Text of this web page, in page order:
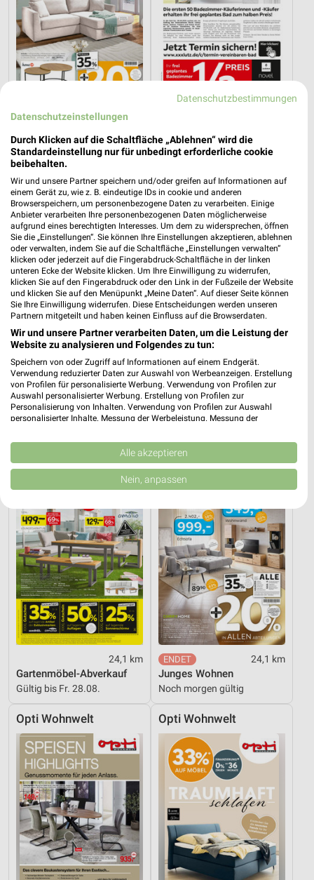
24,1 km
Wohnenpreishits
Gültig bis Fr. 14.08.
Badezimmer-Testerinnen
Noch morgen gültig
Opti Wohnwelt
40,9 km
Küchentrends
Gültig bis Mi. 30.09.
XXXLutz
24,1 km
Gültig bis Fr. 14.08.
24,1 km
Gartenmöbel-Abverkauf
Gültig bis Fr. 28.08.
XXXLutz
24,1 km
Junges Wohnen
Noch morgen gültig
Opti Wohnwelt Opti Wohnwelt
Datenschutzbestimmungen
Datenschutzeinstellungen
Durch Klicken auf die Schaltfläche „Ablehnen“ wird die
Standardeinstellung nur für unbedingt erforderliche cookie
beibehalten.
Wir und unsere Partner speichern und/oder greifen auf Informationen auf
einem Gerät zu, wie z. B. eindeutige IDs in cookie und anderen
Browserspeichern, um personenbezogene Daten zu verarbeiten. Einige
Anbieter verarbeiten Ihre personenbezogenen Daten möglicherweise
aufgrund eines berechtigten Interesses. Um dem zu widersprechen, öffnen
Sie die „Einstellungen“. Sie können Ihre Einstellungen akzeptieren, ablehnen
oder verwalten, indem Sie auf die Schaltfläche „Einstellungen verwalten“
klicken oder jederzeit auf die Fingerabdruck-Schaltfläche in der linken
unteren Ecke der Website klicken. Um Ihre Einwilligung zu widerrufen,
klicken Sie auf den Fingerabdruck oder den Link in der Fußzeile der Website
und klicken Sie auf den Menüpunkt „Meine Daten“. Auf dieser Seite können
Sie Ihre Einwilligung widerrufen. Diese Entscheidungen werden unseren
Partnern mitgeteilt und haben keinen Einfluss auf die Browserdaten.
Wir und unsere Partner verarbeiten Daten, um die Leistung der
Website zu analysieren und Folgendes zu tun:
Speichern von oder Zugriff auf Informationen auf einem Endgerät.
Verwendung reduzierter Daten zur Auswahl von Werbeanzeigen. Erstellung
von Profilen für personalisierte Werbung. Verwendung von Profilen zur
Auswahl personalisierter Werbung. Erstellung von Profilen zur
Personalisierung von Inhalten. Verwendung von Profilen zur Auswahl
personalisierter Inhalte. Messung der Werbeleistung. Messung der
Kombinationen von Daten aus verschiedenen Quellen. Entwicklung und
Verbesserung der Angebote. Verwendung reduzierter Daten zur Auswahl
von Inhalten.
Daten können außerhalb der Europäischen Union weitergegeben und in die
Website/App.
Partnerliste anzeigen (1 IAB-Anbieter)
Wir nutzen Ihre Daten für folgende Zwecke:
IAB-Verarbeitungszwecke:
Speichern von oder Zugriff auf Informationen
auf einem Endgerät
Verwendung reduzierter Daten zur Auswahl von
Werbeanzeigen
Erstellung von Profilen für personalisierte
Werbung
personalisierter Werbung
Erstellung von Profilen zur Personalisierung
von Inhalten
Verwendung von Profilen zur Auswahl
personalisierter Inhalte
Messung der Werbeleistung
Messung der Performance von Inhalten
Alle akzeptieren
Nein, anpassen